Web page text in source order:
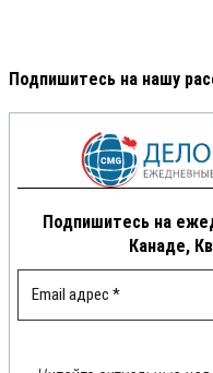
Подпишитесь на нашу
Подпишитесь на
Канаде,